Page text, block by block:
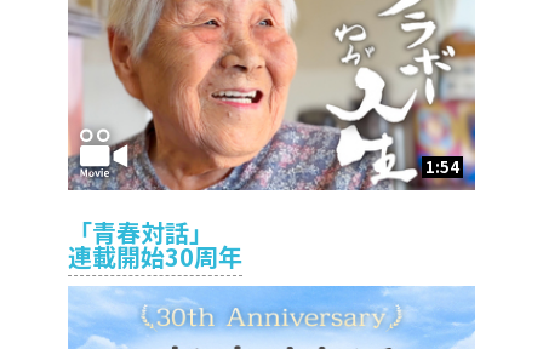
1:54
「青春対話」
連載開始30周年